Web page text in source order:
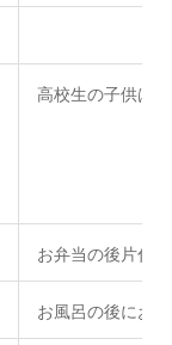
高校生の子供は
お弁当の後片付
お風呂の後にお